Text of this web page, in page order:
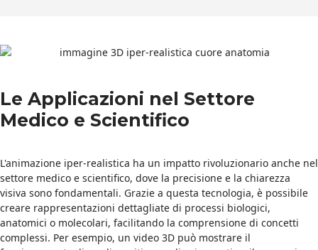
Le Applicazioni nel Settore
Medico e Scientifico
L'animazione iper-realistica ha un impatto rivoluzionario anche nel
settore medico e scientifico, dove la precisione e la chiarezza
visiva sono fondamentali. Grazie a questa tecnologia, è possibile
creare rappresentazioni dettagliate di processi biologici,
anatomici o molecolari, facilitando la comprensione di concetti
complessi. Per esempio, un video 3D può mostrare il